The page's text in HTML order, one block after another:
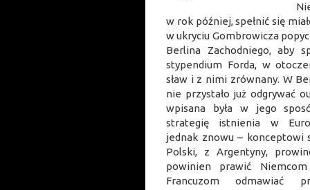
Niebawem
w rok później, spełnić się
w ukryciu Gombrowicza
Berlina Zachodniego, aby
stypendium Forda, w
sław i z nimi zrównany. W
nie przystało już odgrywać
wpisana była w jego
strategię istnienia w
jednak znowu – konceptowi
Polski, z Argentyny,
powinien prawić
Francuzom odmawiać